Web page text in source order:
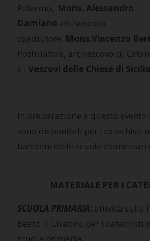
Palermo, Mons. Alessandro
Damiano arcivescovo
coadiutore, Mons.Vincenzo
Postulatore, arcivescovo di
e iVescovi delle Chiese di Sicilia
In preparazione a questo evento
sono disponibili per i catechisti
bambini delle scuole elementari
MATERIALE PER I
SCUOLA PRIMARIA: attività sulla
Beato R. Livatino per i catechisti
scuola primaria.